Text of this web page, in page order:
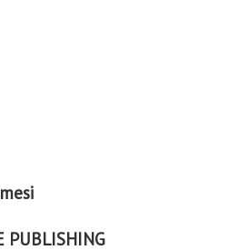
PUBLISHING